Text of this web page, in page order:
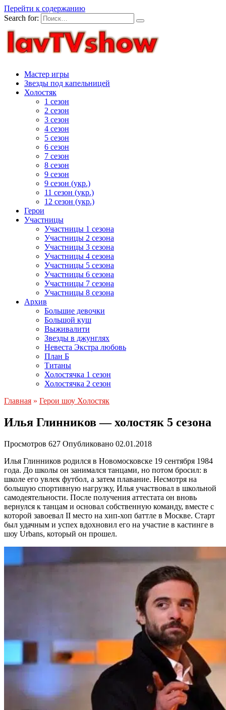
Перейти к содержанию
Search for:
Мастер игры
Звезды под капельницей
Холостяк
1 сезон
2 сезон
3 сезон
4 сезон
5 сезон
6 сезон
7 сезон
8 сезон
9 сезон
9 сезон (укр.)
11 сезон (укр.)
12 сезон (укр.)
Герои
Участницы
Участницы 1 сезона
Участницы 2 сезона
Участницы 3 сезона
Участницы 4 сезона
Участницы 5 сезона
Участницы 6 сезона
Участницы 7 сезона
Участницы 8 сезона
Архив
Большие девочки
Большой куш
Выживалити
Звезды в джунглях
Невеста Экстра любовь
План Б
Титаны
Холостячка 1 сезон
Холостячка 2 сезон
Главная » Герои шоу Холостяк
Илья Глинников — холостяк 5 сезона
Просмотров 627 Опубликовано 02.01.2018
Илья Глинников родился в Новомосковске 19 сентября 1984
года. До школы он занимался танцами, но потом бросил: в
школе его увлек футбол, а затем плавание. Несмотря на
большую спортивную нагрузку, Илья участвовал в школьной
самодеятельности. После получения аттестата он вновь
вернулся к танцам и основал собственную команду, вместе с
которой завоевал II место на хип-хоп баттле в Москве. Старт
был удачным и успех вдохновил его на участие в кастинге в
шоу Urbans, который он прошел.